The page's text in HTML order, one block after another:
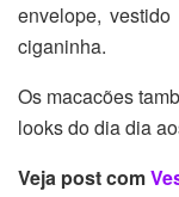
envelope,
ciganinha.
Os macacões
looks do dia dia
Veja post com